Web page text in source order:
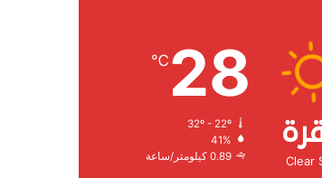
Clear
28
℃
32º - 22º
الرطوبة:
الرياح:0.89 كيلومتر/ساعة